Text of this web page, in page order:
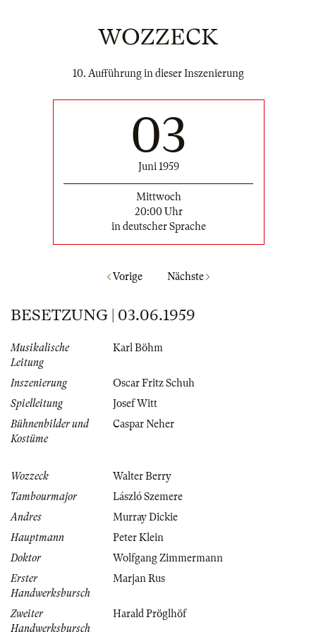
WOZZECK
10. Aufführung in dieser Inszenierung
03
Juni 1959
Mittwoch
20:00 Uhr
in deutscher Sprache
Vorige Nächste
BESETZUNG | 03.06.1959
Musikalische
Leitung
Karl Böhm
Inszenierung
Oscar Fritz Schuh
Spielleitung
Josef Witt
Bühnenbilder und
Kostüme
Caspar Neher
Wozzeck
Walter Berry
Tambourmajor
László Szemere
Andres
Murray Dickie
Hauptmann
Peter Klein
Doktor
Wolfgang Zimmermann
Erster
Handwerksbursch
Marjan Rus
Zweiter
Handwerksbursch
Harald Pröglhöf